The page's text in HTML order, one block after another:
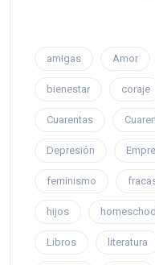
amigas Amor
bienestar coraje
Cuarentas
Depresión
feminismo
hijos
Libros literatura